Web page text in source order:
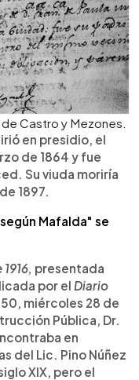
Castro y Mezones.
en presidio, el
de 1864 y fue
Su viuda moriría
1897.
Mafalda" se
presentada
por el Diario
miércoles 28 de
Pública, Dr.
en
del Lic. Pino Núñez
XIX, pero el